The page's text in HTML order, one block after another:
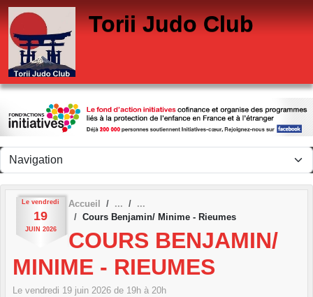
Torii Judo Club
Le vendredi
19
JUIN 2026
Accueil
Cours Benjamin/ Minime - Rieumes
COURS BENJAMIN/
MINIME - RIEUMES
Le vendredi 19 juin 2026 de 19h à 20h
Panneau de gestion des cookies